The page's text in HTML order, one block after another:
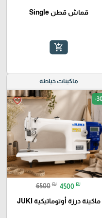
قماش قطن Single
add_shopping_cart
ماكينات خياطة
favorite_border -
6500 ₪ 4500 ₪
ماكينة درزة أوتوماتيكية JUKI